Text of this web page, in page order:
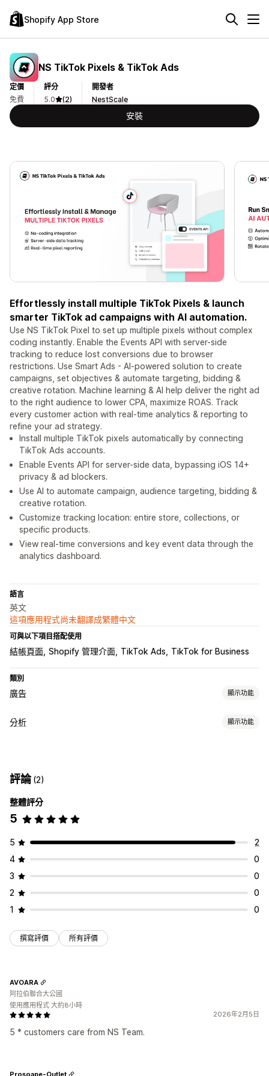
Shopify App Store
NS TikTok Pixels & TikTok Ads
定價
免費
評分
5.0
(2)
開發者
NestScale
安裝
Effortlessly install multiple TikTok Pixels & launch
smarter TikTok ad campaigns with AI automation.
Use NS TikTok Pixel to set up multiple pixels without complex
coding instantly. Enable the Events API with server-side
tracking to reduce lost conversions due to browser
restrictions. Use Smart Ads - AI-powered solution to create
campaigns, set objectives & automate targeting, bidding &
creative rotation. Machine learning & AI help deliver the right ad
to the right audience to lower CPA, maximize ROAS. Track
every customer action with real-time analytics & reporting to
refine your ad strategy.
Install multiple TikTok pixels automatically by connecting
TikTok Ads accounts.
Enable Events API for server-side data, bypassing iOS 14+
privacy & ad blockers.
Use AI to automate campaign, audience targeting, bidding &
creative rotation.
Customize tracking location: entire store, collections, or
specific products.
View real-time conversions and key event data through the
analytics dashboard.
語言
英文
這項應用程式尚未翻譯成繁體中文
可與以下項目搭配使用
結帳頁面 Shopify 管理介面 TikTok Ads TikTok for Business
類別
廣告 顯示功能
目標設定
AI 最佳化
成效分析
成效追蹤
廣告支出
分析 顯示功能
結帳分析
Urchin 流量監視器 (UTM) 追蹤
視覺化內容和報告
分析控制面板 自訂控制面板 自訂報告 歷程分析
評論(2)
整體評分
5
5
2
4
0
3
0
2
0
1
0
撰寫評價 所有評價
2026年2月5日
5 * customers care from NS Team.
AVOARA
阿拉伯聯合大公國
使用應用程式 大約8小時
Prosoape-Outlet